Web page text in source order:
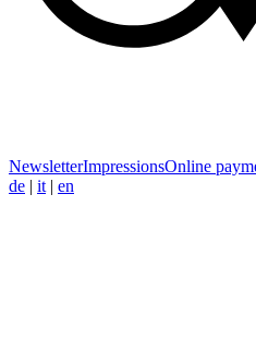
NewsletterImpressionsOnline
de | it | en